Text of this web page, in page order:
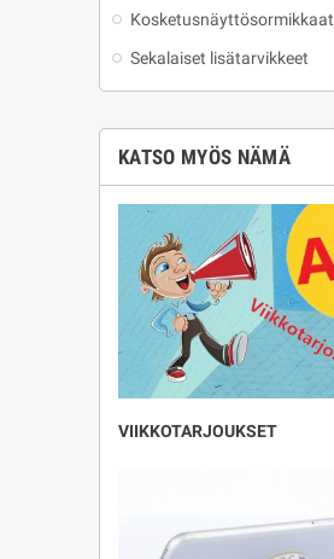
Kosketusnäyttösormikkaat
Sekalaiset lisätarvikkeet
KATSO MYÖS NÄMÄ
VIIKKOTARJOUKSET